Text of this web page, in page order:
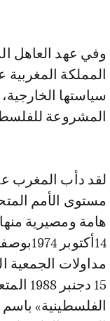
وفي عهد العاهل
المملكة
سياستها
المشروعة
لقد دأب المغرب
مستوى الأمم
هامة ومصيرية
15
الفلسطينية»